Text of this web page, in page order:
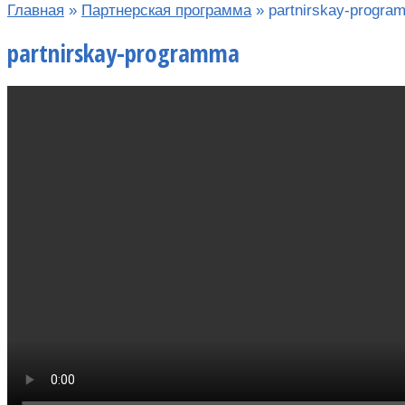
Главная » Партнерская программа » partnirskay-
partnirskay-programma